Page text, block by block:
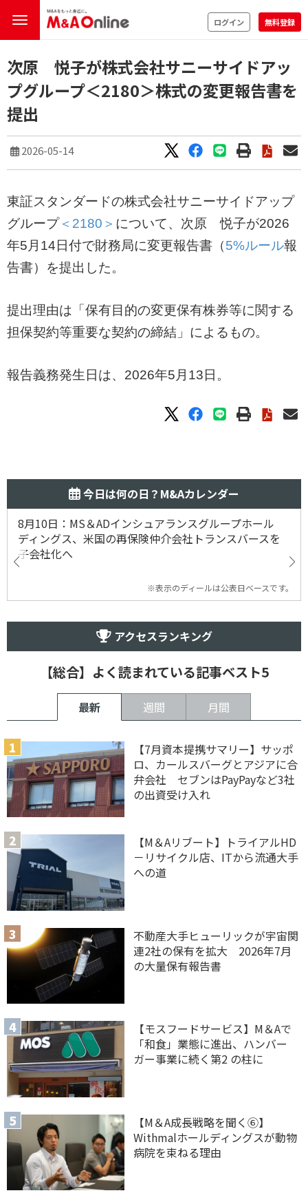
ログイン 無料登録
次原 悦子が株式会社サニーサイドアッ
プグループ＜2180＞株式の変更報告書を
提出
2026-05-14
東証スタンダードの株式会社サニーサイドアップ
グループ＜2180＞ について、次原 悦子が2026
年5月14日付で財務局に変更報告書（5%ルール報
告書）を提出した。
提出理由は「保有目的の変更保有株券等に関する
担保契約等重要な契約の締結」によるもの。
報告義務発生日は、2026年5月13日。
今日は何の日？M&Aカレンダー
8月10日：MS＆ADインシュアランスグループホール
ディングス、米国の再保険仲介会社トランスバースを
子会社化へ
※表示のディールは公表日ベースです。
アクセスランキング
【総合】よく読まれている記事ベスト5
最新 週間 月間
【7月資本提携サマリー】サッポ
ロ、カールスバーグとアジアに合
弁会社 セブンはPayPayなど3社
の出資受け入れ
【M＆Aリブート】トライアルHD
－リサイクル店、ITから流通大手
への道
不動産大手ヒューリックが宇宙関
連2社の保有を拡大 2026年7月
の大量保有報告書
【モスフードサービス】M＆Aで
「和食」業態に進出、ハンバー
ガー事業に続く第2 の柱に
【M＆A 成長戦略を聞く⑥】
Withmalホールディングスが動物
病院を束ねる理由